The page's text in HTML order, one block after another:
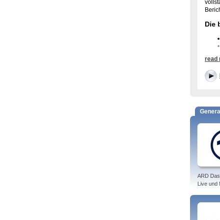
Die
Die
Das
read
General
ARD
Live und